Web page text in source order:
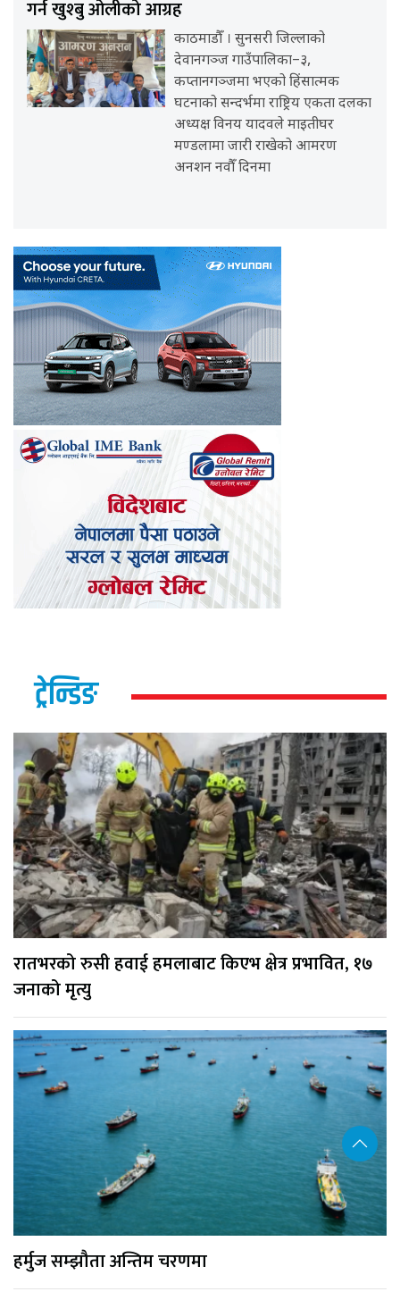
गर्न खुश्बु ओलीको आग्रह
काठमाडौँ । सुनसरी जिल्लाको
देवानगञ्ज गाउँपालिका–३,
कप्तानगञ्जमा भएको हिंसात्मक
घटनाको सन्दर्भमा राष्ट्रिय एकता दलका
अध्यक्ष विनय यादवले माइतीघर
मण्डलामा जारी राखेको आमरण
अनशन नवौँ दिनमा
ट्रेन्डिङ
रातभरको रुसी हवाई हमलाबाट किएभ क्षेत्र प्रभावित, १७
जनाको मृत्यु
हर्मुज सम्झौता अन्तिम चरणमा